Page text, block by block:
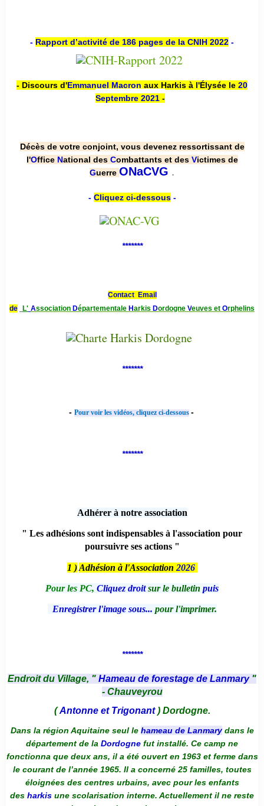
- Rapport d’activité de 186 pages de la CNIH 2022 -
- Discours d'Emmanuel Macron aux Harkis à l'Élysée le 20
Septembre 2021 -
Décès de votre conjoint, vous devenez ressortissant de
l'Office National des Combattants et des Victimes de
Guerre ONaCVG .
- Cliquez ci-dessous-
*******
Contact Email
de
L' Association Départementale Harkis Dordogne Veuves et Orphelins
*******
- Pour voir les vidéos, cliquez ci-dessous -
*******
Adhérer à notre association
" Les adhésions sont indispensables à l'association pour
poursuivre ses actions "
1 ) Adhésion à l'Association 2026
Pour les PC, Cliquez droitsur le bulletin puis
Enregistrer l'image sous... pour l'imprimer.
*******
Endroit du Village, " Hameau de forestage de Lanmary "
- Chauveyrou
(Antonne et Trigonant) Dordogne.
Dans la région Aquitaine seul le hameau de Lanmarydans le
département de la Dordogne fut installé. Ce camp ne
fonctionna que deux ans, il a été ouvert en 1963 et ferme dans
le courant de l’année 1965. Il a concerné 25 familles, toutes
éloignées des centres urbains, avec pour les enfants
des harkis une scolarisation interne. Actuellement il ne reste